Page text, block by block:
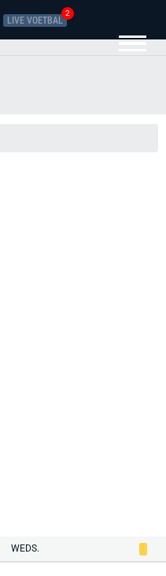
LIVE VOETBAL
2
WEDS.